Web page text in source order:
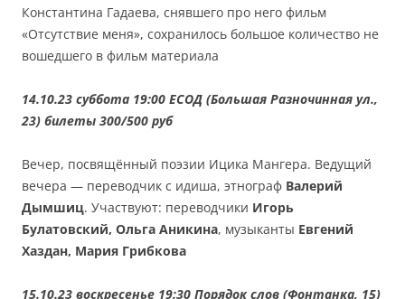
Константина Гадаева, снявшего про него фильм
«Отсутствие меня», сохранилось большое количество не
вошедшего в фильм материала
14.10.23 суббота 19:00 ЕСОД (Большая Разночинная ул.,
23) билеты 300/500 руб
Вечер, посвящённый поэзии Ицика Мангера. Ведущий
вечера — переводчик с идиша, этнограф Валерий
Дымшиц. Участвуют: переводчики Игорь
Булатовский, Ольга Аникина, музыканты Евгений
Хаздан, Мария Грибкова
15.10.23 воскресенье 19:30 Порядок слов (Фонтанка, 15)